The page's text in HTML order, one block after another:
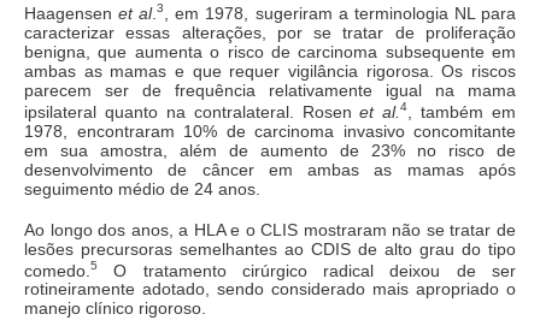
Haagensenet al.3
, em 1978, sugeriram a terminologia NL para
caracterizar essas alterações, por se tratar de proliferação
benigna, que aumenta o risco de carcinoma subsequente em
ambas as mamas e que requer vigilância rigorosa. Os riscos
parecem ser de frequência relativamente igual na mama
ipsilateral quanto na contralateral. Rosenet al.4
, também em
1978, encontraram 10% de carcinoma invasivo concomitante
em sua amostra, além de aumento de 23% no risco de
desenvolvimento de câncer em ambas as mamas após
seguimento médio de 24 anos.
Ao longo dos anos, a HLA e o CLIS mostraram não se tratar de
lesões precursoras semelhantes ao CDIS de alto grau do tipo
comedo. 5
O tratamento cirúrgico radical deixou de ser
rotineiramente adotado, sendo considerado mais apropriado o
manejo clínico rigoroso.